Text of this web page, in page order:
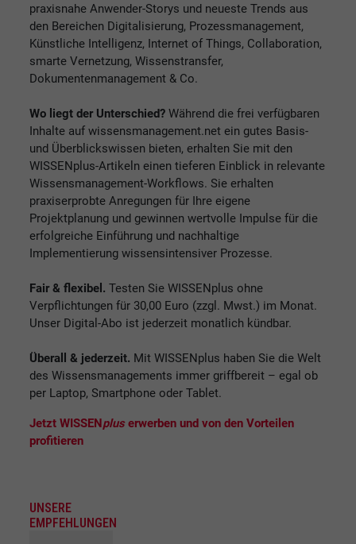
praxisnahe Anwender-Storys und neueste Trends aus
den Bereichen Digitalisierung, Prozessmanagement,
Künstliche Intelligenz, Internet of Things, Collaboration,
smarte Vernetzung, Wissenstransfer,
Dokumentenmanagement & Co.
Wo liegt der Unterschied? Während die frei verfügbaren
Inhalte auf wissensmanagement.net ein gutes Basis-
und Überblickswissen bieten, erhalten Sie mit den
WISSENplus-Artikeln einen tieferen Einblick in relevante
Wissensmanagement-Workflows. Sie erhalten
praxiserprobte Anregungen für Ihre eigene
Projektplanung und gewinnen wertvolle Impulse für die
erfolgreiche Einführung und nachhaltige
Implementierung wissensintensiver Prozesse.
Fair & flexibel. Testen Sie WISSENplus ohne
Verpflichtungen für 30,00 Euro (zzgl. Mwst.) im Monat.
Unser Digital-Abo ist jederzeit monatlich kündbar.
Überall & jederzeit. Mit WISSENplus haben Sie die Welt
des Wissensmanagements immer griffbereit – egal ob
per Laptop, Smartphone oder Tablet.
Jetzt WISSEN plus erwerben und von den Vorteilen
profitieren
UNSERE
EMPFEHLUNGEN